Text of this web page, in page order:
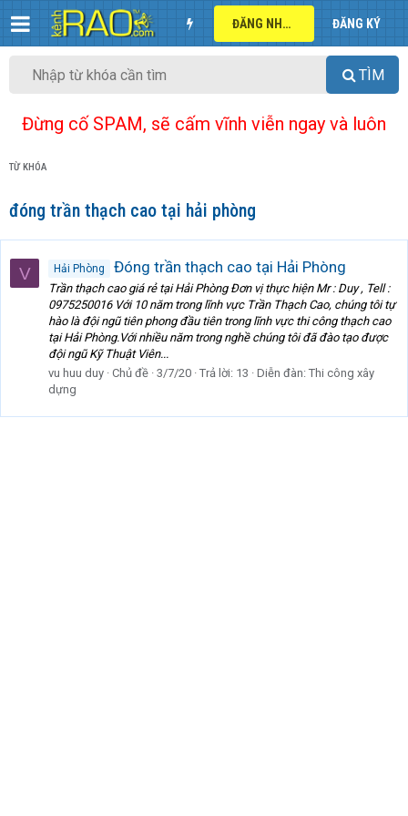
ĐĂNG NHẬP ĐĂNG KÝ
TÌM
Đừng cố SPAM, sẽ cấm vĩnh viễn ngay và luôn
TỪ KHÓA
đóng trần thạch cao tại hải phòng
V Hải Phòng Đóng trần thạch cao tại Hải Phòng
Trần thạch cao giá rẻ tại Hải Phòng Đơn vị thực hiện Mr : Duy , Tell :
0975250016 Với 10 năm trong lĩnh vực Trần Thạch Cao, chúng tôi tự
hào là đội ngũ tiên phong đầu tiên trong lĩnh vực thi công thạch cao
tại Hải Phòng.Với nhiều năm trong nghề chúng tôi đã đào tạo được
đội ngũ Kỹ Thuật Viên...
vu huu duy Chủ đề 3/7/20 Trả lời: 13 Diễn đàn: Thi công xây
dựng